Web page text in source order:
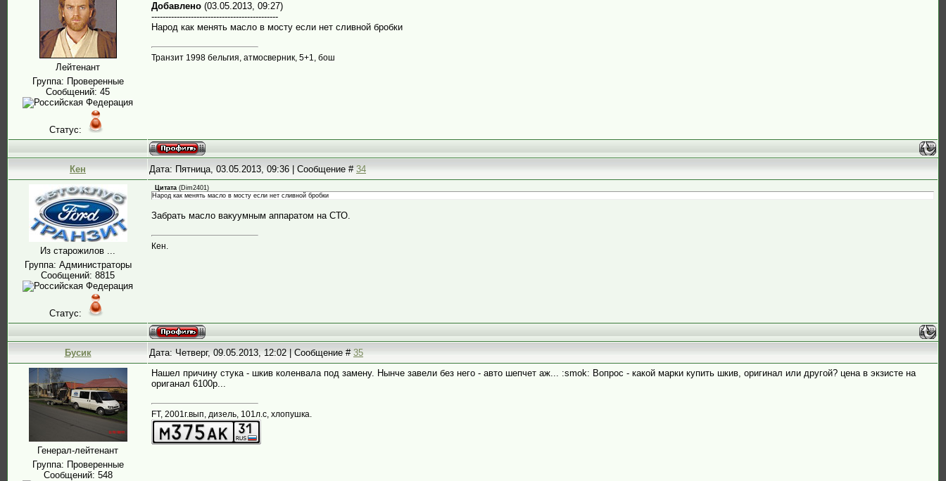
Лейтенант
Группа: Проверенные
Сообщений: 45
Статус:
Добавлено (03.05.2013, 09:27)
---------------------------------------------
Народ как менять масло в мосту если нет сливной бробки
Транзит 1998 бельгия, атмосверник, 5+1, бош
Кен Дата: Пятница, 03.05.2013, 09:36 | Сообщение #34
Из старожилов ...
Группа: Администраторы
Сообщений: 8815
Статус:
Цитата (Dim2401)
Народ как менять масло в мосту если нет сливной бробки
Забрать масло вакуумным аппаратом на СТО.
Кен.
Бусик Дата: Четверг, 09.05.2013, 12:02 | Сообщение #35
Генерал-лейтенант
Группа: Проверенные
Сообщений: 548
Нашел причину стука - шкив коленвала под замену. Нынче завели без него - авто шепчет аж... :smok: Вопрос - какой марки купить шкив, оригинал или другой? цена в экзисте на
ориганал 6100р...
FT, 2001г.вып, дизель, 101л.с, хлопушка.